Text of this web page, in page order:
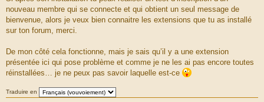
nouveau membre qui se connecte et qui obtient un seul message de
bienvenue, alors je veux bien connaitre les extensions que tu as installé
sur ton forum, merci.
De mon côté cela fonctionne, mais je sais qu’il y a une extension
présentée ici qui pose problème et comme je ne les ai pas encore toutes
réinstallées… je ne peux pas savoir laquelle est-ce
Traduire en